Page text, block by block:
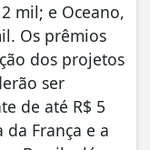
mil; e Oceano,
Os prêmios
dos projetos
ser
de até R$ 5
França e a